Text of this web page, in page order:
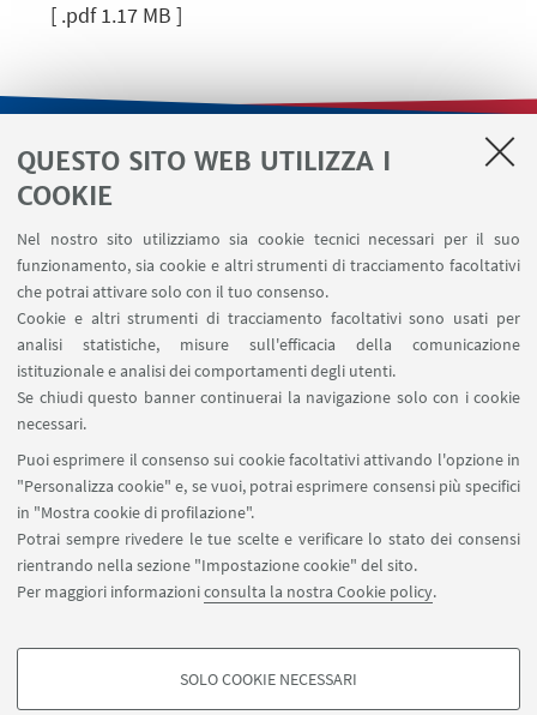
QUESTO SITO WEB UTILIZZA I
COOKIE
Nel nostro sito utilizziamo sia cookie tecnici necessari per il suo
funzionamento, sia cookie e altri strumenti di tracciamento facoltativi
che potrai attivare solo con il tuo consenso.
Cookie e altri strumenti di tracciamento facoltativi sono usati per
analisi statistiche, misure sull'efficacia della comunicazione
istituzionale e analisi dei comportamenti degli utenti.
Se chiudi questo banner continuerai la navigazione solo con i cookie
necessari.
Puoi esprimere il consenso sui cookie facoltativi attivando l'opzione in
"Personalizza cookie" e, se vuoi, potrai esprimere consensi più specifici
in "Mostra cookie di profilazione".
Potrai sempre rivedere le tue scelte e verificare lo stato dei consensi
rientrando nella sezione "Impostazione cookie" del sito.
Per maggiori informazioniconsulta la nostra Cookie policy.
COOKIE DI PROFILAZIONE - FACOLTATIVI
SOLO COOKIE NECESSARI
[ .pdf 1.17 MB ]
LINK UTILI
Area riservata
Area DIT
SEGUI IL DIPARTIMENTO SU:
SEGUI UNIBO SU:
APP: